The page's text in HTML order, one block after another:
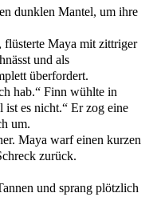
dunklen Mantel, um ihre
flüsterte Maya mit zittriger
und als
überfordert.
hab.“ Finn wühlte in
ist es nicht.“ Er zog eine
um.
Maya warf einen kurzen
zurück.
und sprang plötzlich